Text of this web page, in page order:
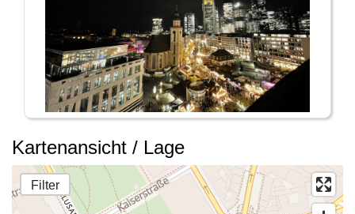
Kartenansicht / Lage
Filter